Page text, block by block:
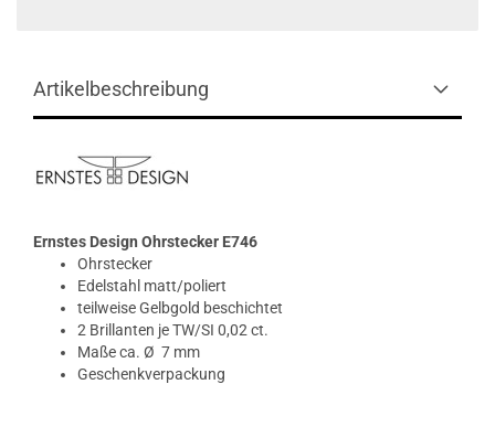
Artikelbeschreibung
Ernstes Design Ohrstecker E746
Ohrstecker
Edelstahl matt/poliert
teilweise Gelbgold beschichtet
2 Brillanten je TW/SI 0,02 ct.
Maße ca. Ø 7 mm
Geschenkverpackung